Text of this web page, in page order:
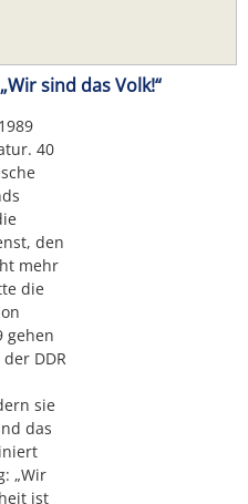
sind das Volk!“
40
den
mehr
die
gehen
DDR
sie
das
„Wir
ist